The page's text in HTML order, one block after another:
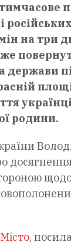
на три
держави
родини.
Місто,